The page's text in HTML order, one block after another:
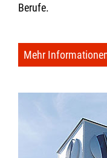
Berufe.
Mehr